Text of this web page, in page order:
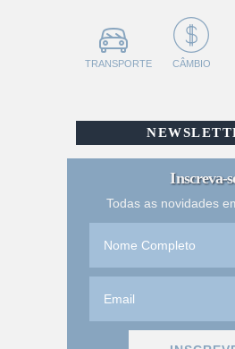
TRANSPORTE CÂMBIO
Inscreva-
Todas as novidades